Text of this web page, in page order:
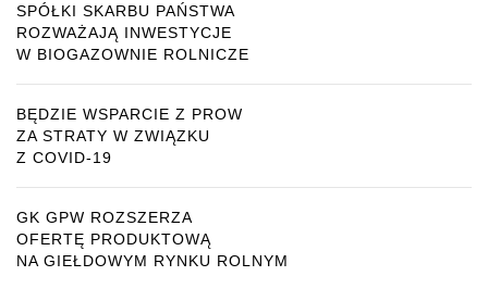
SPÓŁKI SKARBU PAŃSTWA
ROZWAŻAJĄ INWESTYCJE
W BIOGAZOWNIE ROLNICZE
BĘDZIE WSPARCIE Z PROW
ZA STRATY W ZWIĄZKU
Z COVID-19
GK GPW ROZSZERZA
OFERTĘ PRODUKTOWĄ
NA GIEŁDOWYM RYNKU ROLNYM